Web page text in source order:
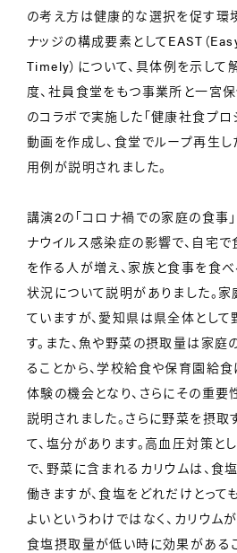
の考え方は健康的な選択を促す環
ナッジの構成要素としてEAST（
Timely）について、具体例を示して
度、社員食堂をもつ事業所と一宮
のコラボで実施した「健康社食プロ
動画を作成し、食堂でループ再生し
用例が説明されました。
講演2の「コロナ禍での家庭の食事
ナウイルス感染症の影響で、自宅
を作る人が増え、家族と食事を食べ
状況について説明がありました。
ていますが、愛知県は県全体とし
す。また、魚や野菜の摂取量は家
ることから、学校給食や保育園給
体験の機会となり、さらにその重要
説明されました。さらに野菜を摂
て、塩分があります。高血圧対策と
で、野菜に含まれるカリウムは、食
働きますが、食塩をどれだけとっ
よいというわけではなく、カリウム
食塩摂取量が低い時に効果がある